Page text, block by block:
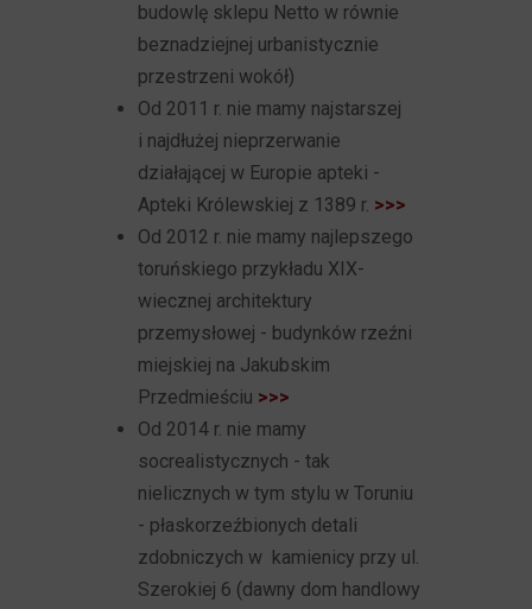
budowlę sklepu Netto w równie
beznadziejnej urbanistycznie
przestrzeni wokół)
Od 2011 r. nie mamy najstarszej
i najdłużej nieprzerwanie
działającej w Europie apteki -
Apteki Królewskiej z 1389 r. >>>
Od 2012 r. nie mamy najlepszego
toruńskiego przykładu XIX-
wiecznej architektury
przemysłowej - budynków rzeźni
miejskiej na Jakubskim
Przedmieściu >>>
Od 2014 r. nie mamy
socrealistycznych - tak
nielicznych w tym stylu w Toruniu
- płaskorzeźbionych detali
zdobniczych w kamienicy przy ul.
Szerokiej 6 (dawny dom handlowy